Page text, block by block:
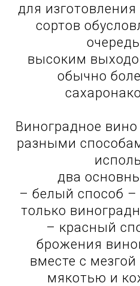
для
сортов
высоким
обычно
Виноградное
разными
два
– белый способ
только
– красный
брожения
вместе с
мякотью и